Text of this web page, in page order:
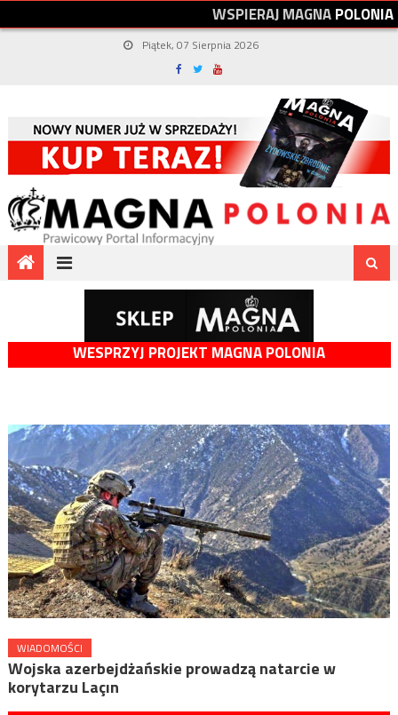
WSPIERAJMAGNAPOLONIA
Piątek, 07 Sierpnia 2026
WESPRZYJ PROJEKT MAGNA POLONIA
WIADOMOŚCI
Wojska azerbejdżańskie prowadzą natarcie w
korytarzu Laçın